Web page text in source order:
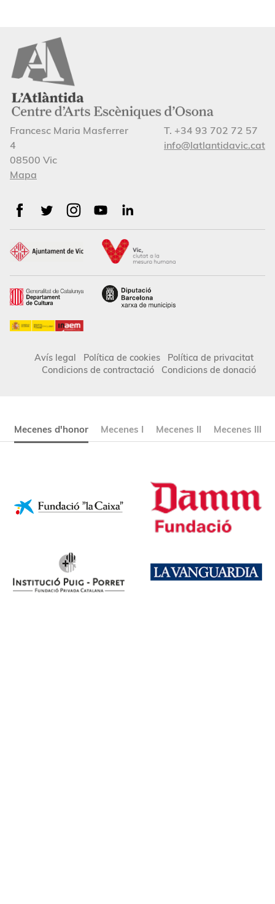
Francesc Maria Masferrer
4
08500 Vic
Mapa
T. +34 93 702 72 57
info@latlantidavic.cat
Avís legal Política de cookies
Política de privacitat
Condicions de contractació
Condicions de donació
Mecenes d'honor Mecenes I Mecenes II Mecenes III